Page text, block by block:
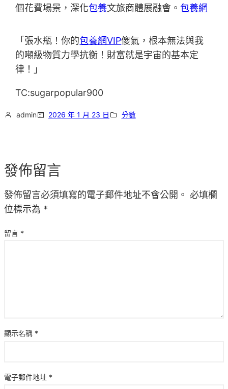
個花費場景，深化包養文旅商體展融會。包養網
「張水瓶！你的包養網VIP傻氣，根本無法與我
的噸級物質力學抗衡！財富就是宇宙的基本定
律！」
TC:sugarpopular900
admin 2026 年 1 月 23 日 分數
發佈留言
發佈留言必須填寫的電子郵件地址不會公開。 必填欄
位標示為 *
留言 *
顯示名稱 *
電子郵件地址 *